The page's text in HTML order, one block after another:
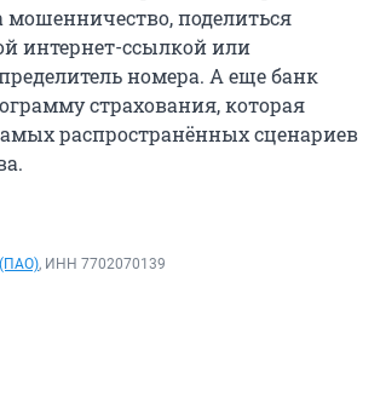
мошенничество, поделиться
интернет-ссылкой или
номера. А еще банк
страхования, которая
распространённых сценариев
, ИНН 7702070139